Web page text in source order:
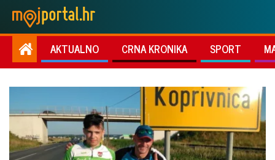
AKTUALNO CRNA KRONIKA SPORT